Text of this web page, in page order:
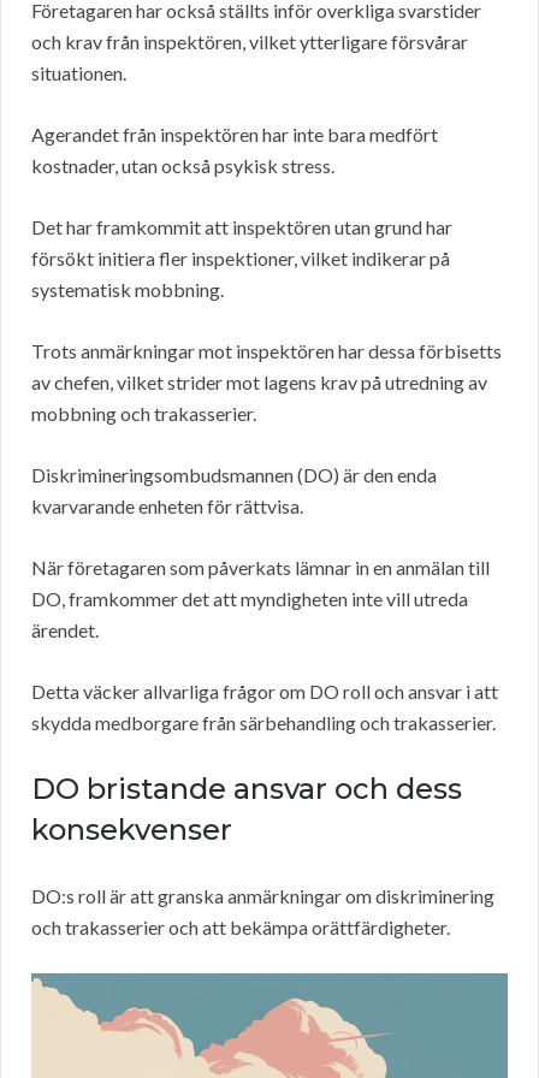
Företagaren har också ställts inför overkliga svarstider
och krav från inspektören, vilket ytterligare försvårar
situationen.
Agerandet från inspektören har inte bara medfört
kostnader, utan också psykisk stress.
Det har framkommit att inspektören utan grund har
försökt initiera fler inspektioner, vilket indikerar på
systematisk mobbning.
Trots anmärkningar mot inspektören har dessa förbisetts
av chefen, vilket strider mot lagens krav på utredning av
mobbning och trakasserier.
Diskrimineringsombudsmannen (DO) är den enda
kvarvarande enheten för rättvisa.
När företagaren som påverkats lämnar in en anmälan till
DO, framkommer det att myndigheten inte vill utreda
ärendet.
Detta väcker allvarliga frågor om DO roll och ansvar i att
skydda medborgare från särbehandling och trakasserier.
DO bristande ansvar och dess
konsekvenser
DO:s roll är att granska anmärkningar om diskriminering
och trakasserier och att bekämpa orättfärdigheter.